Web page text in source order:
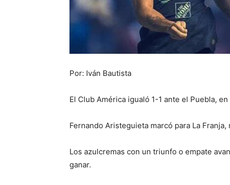
Por: Iván Bautista
El Club América igualó 1-1 ante el Puebla,
Fernando Aristeguieta marcó para La
Los azulcremas con un triunfo o empate
ganar.